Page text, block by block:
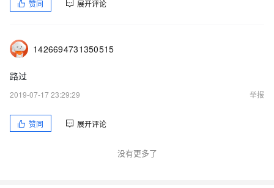
赞同 展开评论
1426694731350515
路过
2019-07-17 23:29:29
举报
赞同 展开评论
没有更多了